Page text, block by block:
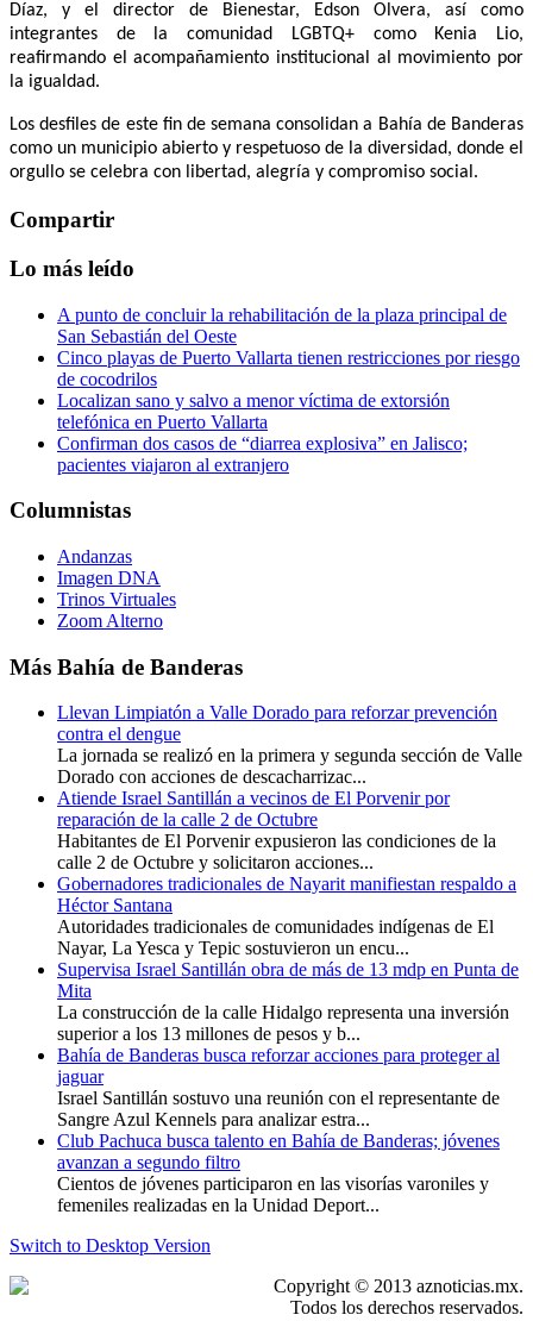
Díaz, y el director de Bienestar, Edson Olvera, así como
integrantes de la comunidad LGBTQ+ como Kenia Lio,
reafirmando el acompañamiento institucional al movimiento por
la igualdad.
Los desfiles de este fin de semana consolidan a Bahía de Banderas
como un municipio abierto y respetuoso de la diversidad, donde el
orgullo se celebra con libertad, alegría y compromiso social.
Compartir
Lo más leído
A punto de concluir la rehabilitación de la plaza principal de
San Sebastián del Oeste
Cinco playas de Puerto Vallarta tienen restricciones por riesgo
de cocodrilos
Localizan sano y salvo a menor víctima de extorsión
telefónica en Puerto Vallarta
Confirman dos casos de “diarrea explosiva” en Jalisco;
pacientes viajaron al extranjero
Columnistas
Andanzas
Imagen DNA
Trinos Virtuales
Zoom Alterno
Más Bahía de Banderas
Llevan Limpiatón a Valle Dorado para reforzar prevención
contra el dengue
La jornada se realizó en la primera y segunda sección de Valle
Dorado con acciones de descacharrizac...
Atiende Israel Santillán a vecinos de El Porvenir por
reparación de la calle 2 de Octubre
Habitantes de El Porvenir expusieron las condiciones de la
calle 2 de Octubre y solicitaron acciones...
Gobernadores tradicionales de Nayarit manifiestan respaldo a
Héctor Santana
Autoridades tradicionales de comunidades indígenas de El
Nayar, La Yesca y Tepic sostuvieron un encu...
Supervisa Israel Santillán obra de más de 13 mdp en Punta de
Mita
La construcción de la calle Hidalgo representa una inversión
superior a los 13 millones de pesos y b...
Bahía de Banderas busca reforzar acciones para proteger al
jaguar
Israel Santillán sostuvo una reunión con el representante de
Sangre Azul Kennels para analizar estra...
Club Pachuca busca talento en Bahía de Banderas; jóvenes
avanzan a segundo filtro
Cientos de jóvenes participaron en las visorías varoniles y
femeniles realizadas en la Unidad Deport...
Switch to Desktop Version
Copyright © 2013 aznoticias.mx.
Todos los derechos reservados.